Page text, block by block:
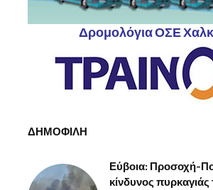
Δρομολόγια ΟΣΕ
ΔΗΜΟΦΙΛΗ
Εύβοια: Προσοχή-
κίνδυνος